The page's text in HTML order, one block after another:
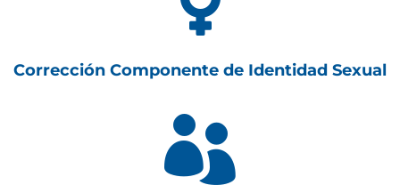
Corrección Componente de Identidad Sexual
